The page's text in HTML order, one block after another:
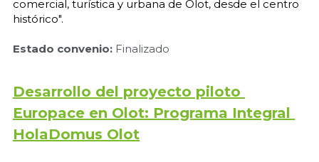
comercial, turística y urbana de Olot, desde el centro
histórico".
Estado convenio: Finalizado
Desarrollo del proyecto piloto
Europace en Olot: Programa Integral
HolaDomus Olot